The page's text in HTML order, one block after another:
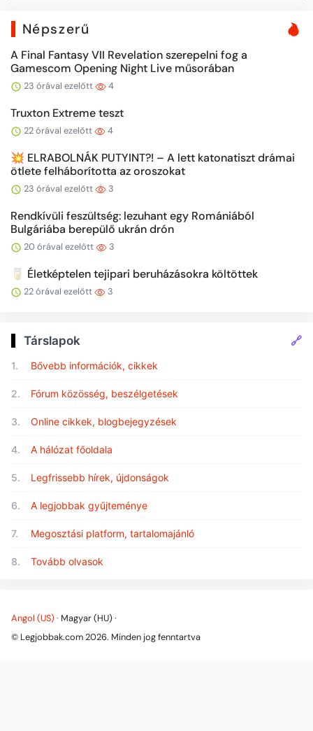
Népszerű
A Final Fantasy VII Revelation szerepelni fog a
Gamescom Opening Night Live műsorában
23 órával ezelőtt 4
Truxton Extreme teszt
22 órával ezelőtt 4
💥 ELRABOLNÁK PUTYINT?! – A lett katonatiszt drámai
ötlete felháborította az oroszokat
23 órával ezelőtt 3
Rendkívüli feszültség: lezuhant egy Romániából
Bulgáriába berepülő ukrán drón
20 órával ezelőtt 3
🥛 Életképtelen tejipari beruházásokra költöttek
22 órával ezelőtt 3
Társlapok 🔗
1. Bővebb információk, cikkek
2. Fórum közösség, beszélgetések
3. Online cikkek, blogbejegyzések
4. A hálózat főoldala
5. Legfrissebb hírek, újdonságok
6. A legjobbak gyűjteménye
7. Megosztási platform, tartalomajánló
8. Tovább olvasok
Angol (US) · Magyar (HU) ·
© Legjobbak.com 2026. Minden jog fenntartva